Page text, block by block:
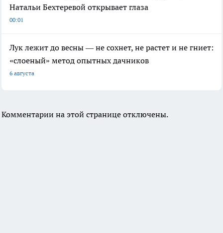
Натальи Бехтеревой открывает глаза
00:01
Лук лежит до весны — не сохнет, не растет и не гниет:
«слоеный» метод опытных дачников
6 августа
Комментарии на этой странице отключены.